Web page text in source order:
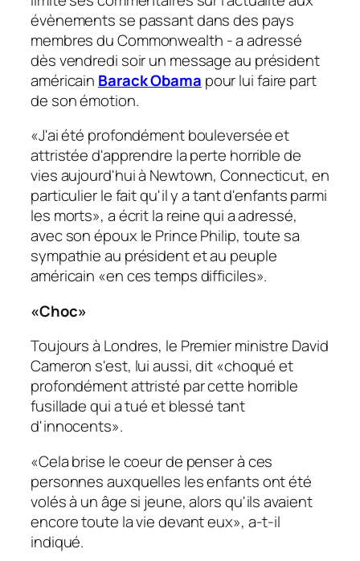
évènements se passant dans des pays
membres du Commonwealth - a adressé
dès vendredi soir un message au président
américain Barack Obama pour lui faire part
de son émotion.
«J'ai été profondément bouleversée et
attristée d'apprendre la perte horrible de
vies aujourd'hui à Newtown, Connecticut, en
particulier le fait qu'il y a tant d'enfants parmi
les morts», a écrit la reine qui a adressé,
avec son époux le Prince Philip, toute sa
sympathie au président et au peuple
américain «en ces temps difficiles».
«Choc»
Toujours à Londres, le Premier ministre David
Cameron s'est, lui aussi, dit «choqué et
profondément attristé par cette horrible
fusillade qui a tué et blessé tant
d'innocents».
«Cela brise le coeur de penser à ces
personnes auxquelles les enfants ont été
volés à un âge si jeune, alors qu'ils avaient
encore toute la vie devant eux», a-t-il
indiqué.